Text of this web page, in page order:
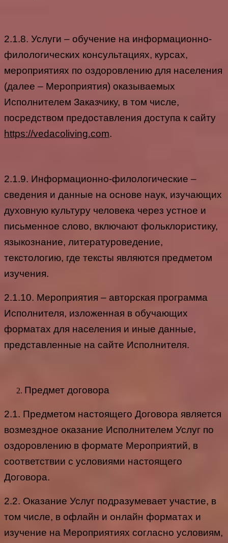
2.1.8. Услуги – обучение на информационно-
филологических консультациях, курсах,
мероприятиях по оздоровлению для населения
(далее – Мероприятия) оказываемых
Исполнителем Заказчику, в том числе,
посредством предоставления доступа к сайту
https://vedacoliving.com.
2.1.9. Информационно-филологические –
сведения и данные на основе наук, изучающих
духовную культуру человека через устное и
письменное слово, включают фольклористику,
языкознание, литературоведение,
текстологию, где тексты являются предметом
изучения.
2.1.10. Мероприятия – авторская программа
Исполнителя, изложенная в обучающих
форматах для населения и иные данные,
представленные на сайте Исполнителя.
Предмет договора
2.1. Предметом настоящего Договора является
возмездное оказание Исполнителем Услуг по
оздоровлению в формате Мероприятий, в
соответствии с условиями настоящего
Договора.
2.2. Оказание Услуг подразумевает участие, в
том числе, в офлайн и онлайн форматах и
изучение на Мероприятиях согласно условиям,